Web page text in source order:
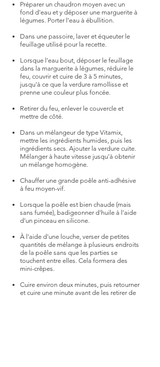
Préparer un chaudron moyen avec un
fond d'eau et y déposer une marguerite à
légumes. Porter l'eau à ébullition.
Dans une passoire, laver et équeuter le
feuillage utilisé pour la recette.
Lorsque l'eau bout, déposer le feuillage
dans la marguerite à légumes, réduire le
feu, couvrir et cuire de 3 à 5 minutes,
jusqu'à ce que la verdure ramollisse et
prenne une couleur plus foncée.
Retirer du feu, enlever le couvercle et
mettre de côté.​
Dans un mélangeur de type Vitamix,
mettre les ingrédients humides, puis les
ingrédients secs. Ajouter la verdure cuite.
Mélanger à haute vitesse jusqu'à obtenir
un mélange homogène.
Chauffer une grande poêle anti-adhésive
à feu moyen-vif.
Lorsque la poêle est bien chaude (mais
sans fumée), badigeonner d'huile à l'aide
d'un pinceau en silicone.
À l'aide d'une louche, verser de petites
quantités de mélange à plusieurs endroits
de la poêle sans que les parties se
touchent entre elles. Cela formera des
mini-crêpes.
Cuire environ deux minutes, puis retourner
et cuire une minute avant de les retirer de